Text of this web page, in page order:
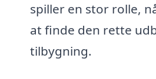
spiller en stor rolle,
at finde den rette
tilbygning.